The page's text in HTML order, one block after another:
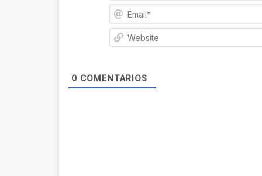
0 COMENTARIOS